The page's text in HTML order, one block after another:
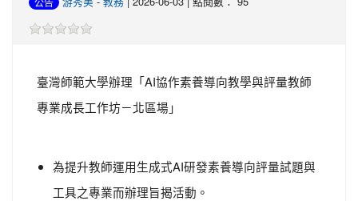
臺灣師範大學辦理「AI協作素養導向教學與評量教師
專業成長工作坊－北區場」
為提升教師運用生成式AI研發素養導向評量試題與
工具之專業而辦理旨揭活動。